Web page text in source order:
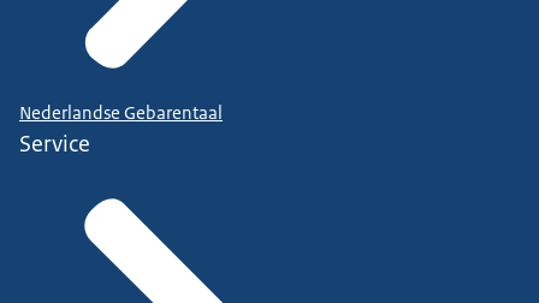
Nederlandse Gebarentaal
Service